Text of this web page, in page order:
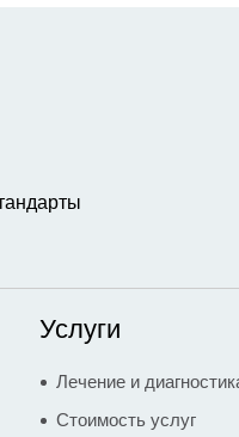
Услуги
Лечение и
Стоимость услуг